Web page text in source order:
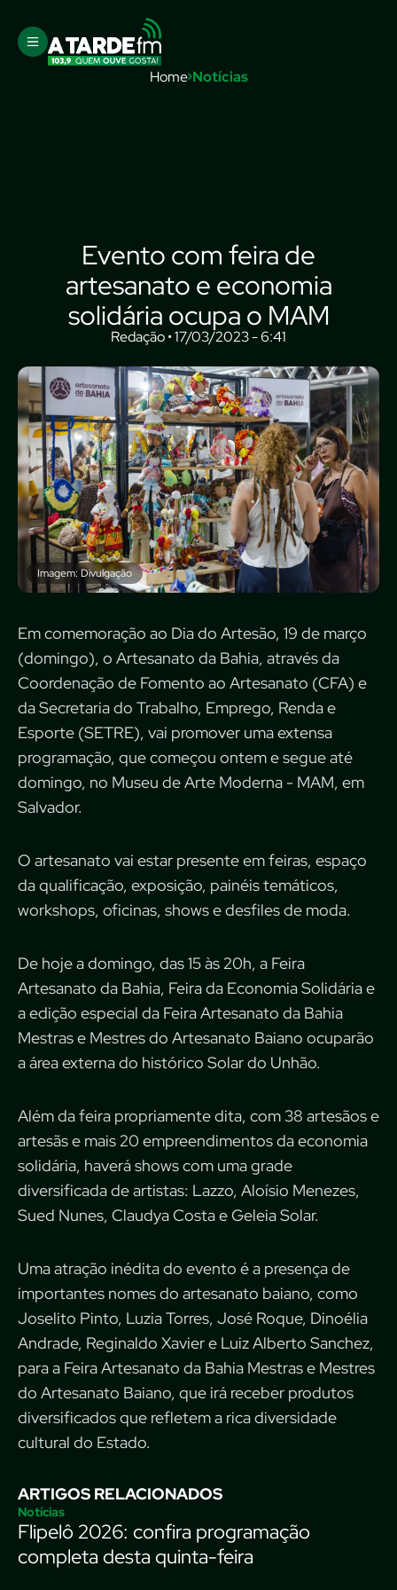
Home Notícias
Evento com feira de
artesanato e economia
solidária ocupa o MAM
Redação • 17/03/2023 - 6:41
Imagem: Divulgação
Em comemoração ao Dia do Artesão, 19 de março
(domingo), o Artesanato da Bahia, através da
Coordenação de Fomento ao Artesanato (CFA) e
da Secretaria do Trabalho, Emprego, Renda e
Esporte (SETRE), vai promover uma extensa
programação, que começou ontem e segue até
domingo, no Museu de Arte Moderna - MAM, em
Salvador.
O artesanato vai estar presente em feiras, espaço
da qualificação, exposição, painéis temáticos,
workshops, oficinas, shows e desfiles de moda.
De hoje a domingo, das 15 às 20h, a Feira
Artesanato da Bahia, Feira da Economia Solidária e
a edição especial da Feira Artesanato da Bahia
Mestras e Mestres do Artesanato Baiano ocuparão
a área externa do histórico Solar do Unhão.
Além da feira propriamente dita, com 38 artesãos e
artesãs e mais 20 empreendimentos da economia
solidária, haverá shows com uma grade
diversificada de artistas: Lazzo, Aloísio Menezes,
Sued Nunes, Claudya Costa e Geleia Solar.
Uma atração inédita do evento é a presença de
importantes nomes do artesanato baiano, como
Joselito Pinto, Luzia Torres, José Roque, Dinoélia
Andrade, Reginaldo Xavier e Luiz Alberto Sanchez,
para a Feira Artesanato da Bahia Mestras e Mestres
do Artesanato Baiano, que irá receber produtos
diversificados que refletem a rica diversidade
cultural do Estado.
ARTIGOS RELACIONADOS
Notícias
Flipelô 2026: confira programação
completa desta quinta-feira